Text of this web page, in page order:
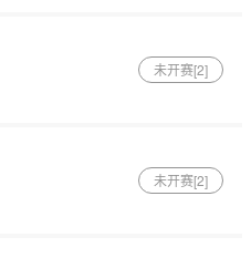
未开赛[2]
未开赛[2]